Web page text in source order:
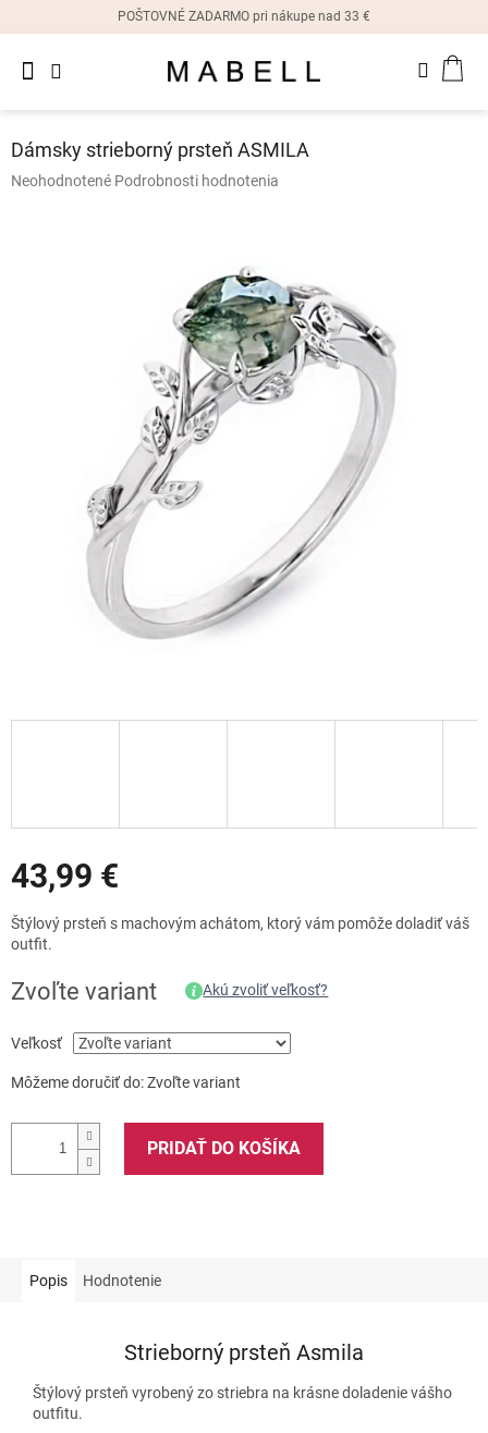
POŠTOVNÉ ZADARMO pri nákupe nad 33 €
Dámske
náušnice
Dámsky strieborný prsteň ASMILA
Priemerné
Neohodnotené Podrobnosti hodnotenia
43,99 €
Jednotková
cena:
Štýlový prsteň s machovým achátom, ktorý vám pomôže doladiť váš
outfit.
Zvoľte variant Akú zvoliť veľkosť?
Veľkosť
Môžeme doručiť do:Zvoľte variant
PRIDAŤ DO KOŠÍKA
Popis Hodnotenie
Strieborný prsteň Asmila
Štýlový prsteň vyrobený zo striebra na krásne doladenie vášho
outfitu.